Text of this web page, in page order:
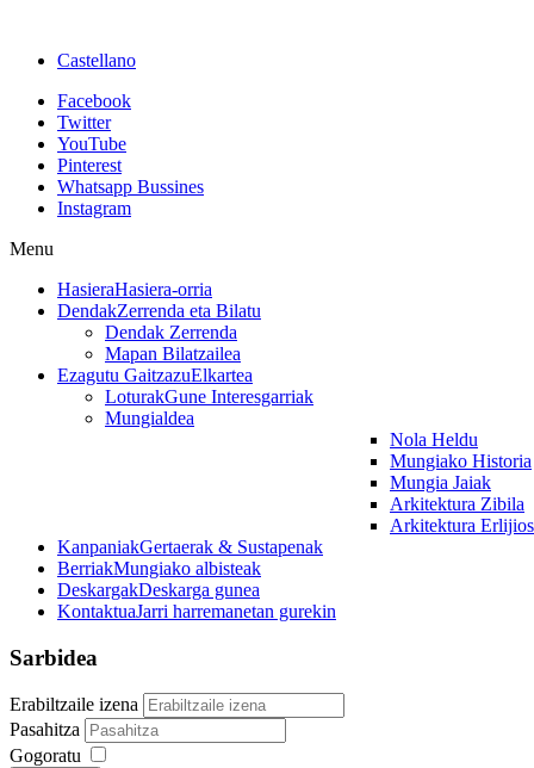
Castellano
Facebook
Twitter
YouTube
Pinterest
Whatsapp Bussines
Instagram
Menu
HasieraHasiera-orria
DendakZerrenda eta Bilatu
Dendak Zerrenda
Mapan Bilatzailea
Ezagutu GaitzazuElkartea
LoturakGune Interesgarriak
Mungialdea
Nola Heldu
Mungiako Historia
Mungia Jaiak
Arkitektura Zibila
Arkitektura
KanpaniakGertaerak & Sustapenak
BerriakMungiako albisteak
DeskargakDeskarga gunea
KontaktuaJarri harremanetan gurekin
Sarbidea
Erabiltzaile izena
Pasahitza
Gogoratu